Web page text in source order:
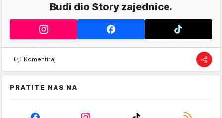
Budi dio Story zajednice.
Komentiraj
PRATITE NAS NA